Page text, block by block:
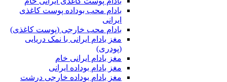
بادام محب بوداده پوست کاغذی
ایرانی
بادام محب خارجی (پوست کاغذی)
مغز بادام ایرانی با نمک دریایی
(پودری)
مغز بادام ایرانی خام
مغز بادام بوداده ایرانی
مغز بادام بوداده خارجی درشت